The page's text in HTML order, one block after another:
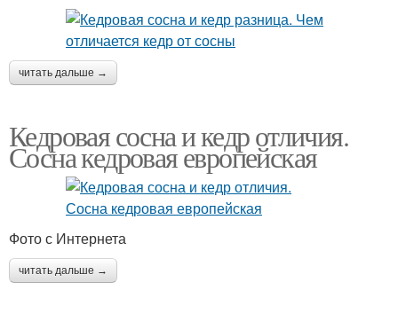
читать дальше →
Кедровая сосна и кедр отличия.
Сосна кедровая европейская
Фото с Интернета
читать дальше →